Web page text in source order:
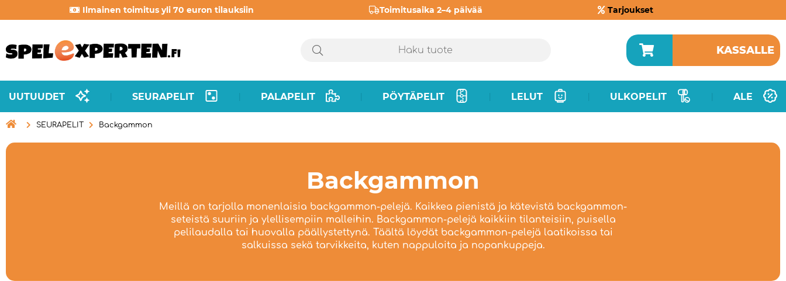
Ilmainen toimitus yli 70 euron tilauksiin Toimitusaika 2–4 päivää Tarjoukset
KASSALLE
UUTUUDET SEURAPELIT PALAPELIT PÖYTÄPELIT LELUT ULKOPELIT ALE
 SEURAPELIT Backgammon
Backgammon
Meillä on tarjolla monenlaisia backgammon-pelejä. Kaikkea pienistä ja kätevistä backgammon-
seteistä suuriin ja ylellisempiin malleihin. Backgammon-pelejä kaikkiin tilanteisiin, puisella
pelilaudalla tai huovalla päällystettynä. Täältä löydät backgammon-pelejä laatikoissa tai
salkuissa sekä tarvikkeita, kuten nappuloita ja nopankuppeja.